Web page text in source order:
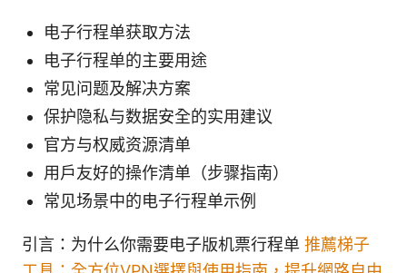
电子行程单获取方法
电子行程单的主要用途
常见问题及解决方案
保护隐私与数据安全的实用建议
官方与权威资源清单
用户友好的操作清单（步骤指南）
常见场景中的电子行程单示例
引言：为什么你需要电子版机票行程单 推薦梯子